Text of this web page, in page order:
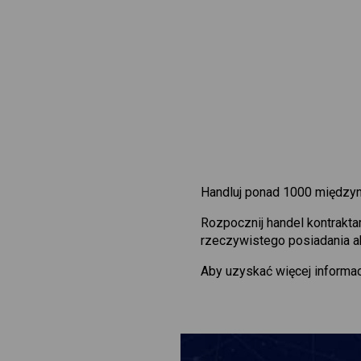
Handluj ponad 1000
Rozpocznij handel
rzeczywistego posiadania
Aby uzyskać więcej